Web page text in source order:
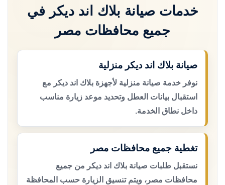
خدمات صيانة بلاك اند ديكر في
جميع محافظات مصر
صيانة بلاك اند ديكر منزلية
نوفر خدمة صيانة منزلية لأجهزة بلاك اند ديكر مع
استقبال بيانات العطل وتحديد موعد زيارة مناسب
داخل نطاق الخدمة.
تغطية جميع محافظات مصر
نستقبل طلبات صيانة بلاك اند ديكر من جميع
محافظات مصر، ويتم تنسيق الزيارة حسب المحافظة